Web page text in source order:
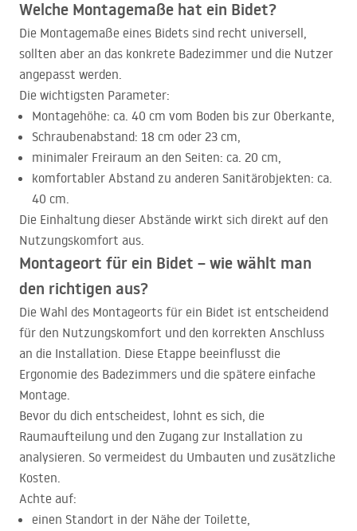
Welche Montagemaße hat ein Bidet?
Die Montagemaße eines Bidets sind recht universell,
sollten aber an das konkrete Badezimmer und die Nutzer
angepasst werden.
Die wichtigsten Parameter:
Montagehöhe: ca. 40 cm vom Boden bis zur Oberkante,
Schraubenabstand: 18 cm oder 23 cm,
minimaler Freiraum an den Seiten: ca. 20 cm,
komfortabler Abstand zu anderen Sanitärobjekten: ca.
40 cm.
Die Einhaltung dieser Abstände wirkt sich direkt auf den
Nutzungskomfort aus.
Montageort für ein Bidet – wie wählt man
den richtigen aus?
Die Wahl des Montageorts für ein Bidet ist entscheidend
für den Nutzungskomfort und den korrekten Anschluss
an die Installation. Diese Etappe beeinflusst die
Ergonomie des Badezimmers und die spätere einfache
Montage.
Bevor du dich entscheidest, lohnt es sich, die
Raumaufteilung und den Zugang zur Installation zu
analysieren. So vermeidest du Umbauten und zusätzliche
Kosten.
Achte auf:
einen Standort in der Nähe der Toilette,